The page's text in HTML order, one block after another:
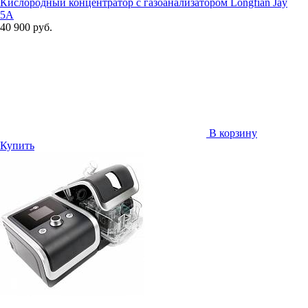
5A
40 900 руб.
В корзину
Купить